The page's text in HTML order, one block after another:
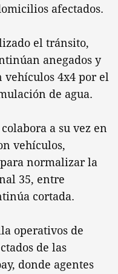
afectados.
el tránsito,
anegados y
vehículos 4x4 por el
de agua.
a su vez en
vehículos,
normalizar la
35, entre
cortada.
operativos de
de las
donde agentes